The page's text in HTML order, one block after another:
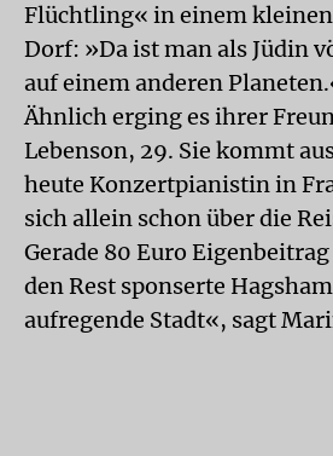
Flüchtling« in einem
Dorf: »Da ist man als Jüdin
auf einem anderen
Ähnlich erging es ihrer
Lebenson, 29. Sie kommt
heute Konzertpianistin in
sich allein schon über die
Gerade 80 Euro
den Rest sponserte
aufregende Stadt«, sagt